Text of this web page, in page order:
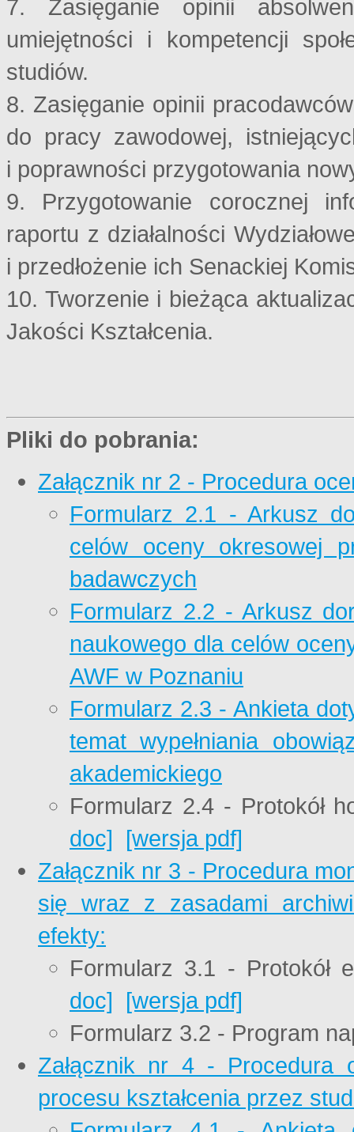
7. Zasięganie opinii
umiejętności i kompetencji
studiów.
8. Zasięganie opinii
do pracy zawodowej,
i poprawności przygotowania
9. Przygotowanie corocznej
raportu z działalności
i przedłożenie ich Senackiej
10. Tworzenie i bieżąca
Jakości Kształcenia.
Pliki do pobrania:
Załącznik nr 2 - Procedura
Formularz 2.1 - Arkusz
celów oceny okresowej
badawczych
Formularz 2.2 - Arkusz
naukowego dla celów
AWF w Poznaniu
Formularz 2.3 - Ankieta
temat wypełniania
akademickiego
Formularz 2.4 - Protokół
doc]
[wersja pdf]
Załącznik nr 3 - Procedura
się wraz z zasadami
efekty:
Formularz 3.1 -
doc]
[wersja pdf]
Formularz 3.2 - Program
Załącznik nr 4 - Procedura
procesu kształcenia przez